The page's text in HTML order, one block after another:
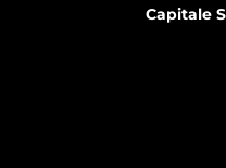
Capitale